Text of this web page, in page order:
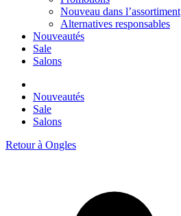
Nouveau dans l’assortiment
Alternatives responsables
Nouveautés
Sale
Salons
Nouveautés
Sale
Salons
Retour à Ongles